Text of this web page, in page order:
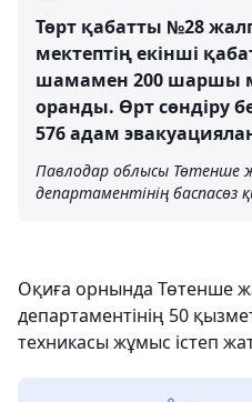
Төрт қабатты №28
мектептің екінші
шамамен 200 шаршы
оранды. Өрт сөндіру
576 адам
Павлодар облысы Төтенше
департаментінің баспасөз
Оқиға орнында Төтенше
департаментінің 50
техникасы жұмыс істеп